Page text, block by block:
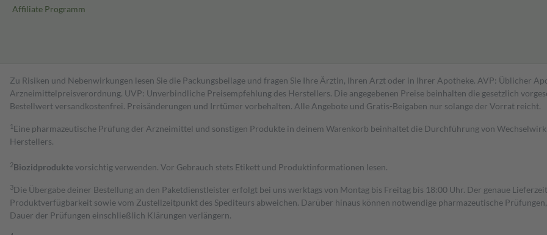
Affiliate Programm
Zu Risiken und Nebenwirkungen lesen Sie die Packungsbeilage und fragen Sie Ihre Ärztin, Ihren Arzt oder in Ihrer Apotheke. AVP: Üblicher
Arzneimittelpreisverordnung. UVP: Unverbindliche Preisempfehlung des Herstellers. Die angegebenen Preise beinhalten die gesetzlich
Bestell­wert versand­kosten­frei. Preisänderungen und Irrtümer vorbehalten. Alle Angebote und Gratis-Beigaben nur solange der Vorrat reicht.
1 Eine pharmazeutische Prüfung der Arzneimittel und sonstigen Produkte in deinem Warenkorb beinhaltet die Durchführung von
Herstellers.
2Biozidproduktevorsichtig verwenden. Vor Gebrauch stets Etikett und Produktinformationen lesen.
3Die Übergabe deiner Bestellung an den Paketdienstleister erfolgt bei uns werktags von Montag bis Freitag bis 18:00 Uhr. Der genaue
Produktverfügbarkeit sowie vom Zustellzeitpunkt des Spediteurs abweichen. Darüber hinaus können notwendige pharmazeutische
Dauer der Prüfungen einschließlich Klärungen verlängern.